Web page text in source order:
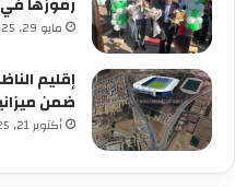
رموزها
مايو 29, 2025
إقليم
ضمن ميزانية
أكتوبر 21, 2025